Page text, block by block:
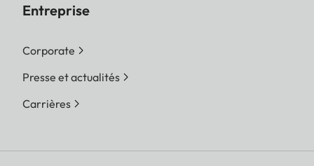
Entreprise
Corporate
Presse et actualités
Carrières